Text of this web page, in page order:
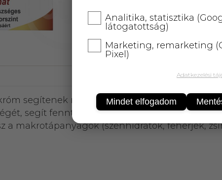
segítenek megőrizni az egészséges
segít fenntartani az immunrendszer
a makrotápanyagok (szénhidrátok, fehérjék,
Analitika, statisztika
látogatottság)
Marketing, remarketing
Pixel)
Adatkezelési
Mindet elfogadom